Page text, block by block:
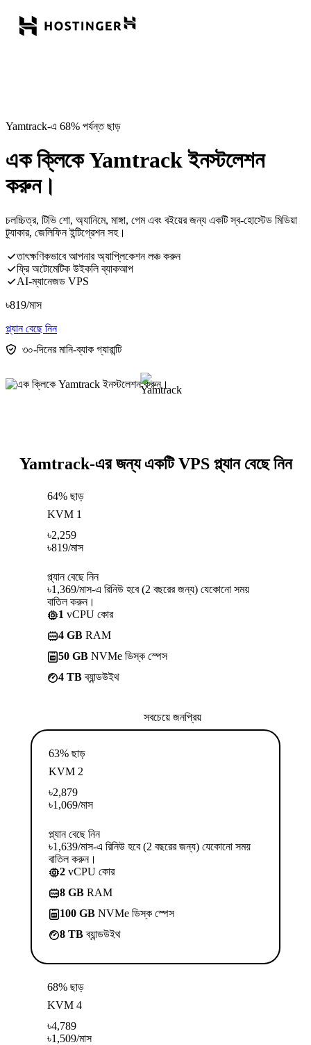
Yamtrack-এ 68% পর্যন্ত ছাড়
এক ক্লিকে Yamtrack ইনস্টলেশন
করুন।
চলচ্চিত্র, টিভি শো, অ্যানিমে, মাঙ্গা, গেম এবং বইয়ের জন্য একটি স্ব-হোস্টেড মিডিয়া
ট্র্যাকার, জেলিফিন ইন্টিগ্রেশন সহ।
তাৎক্ষণিকভাবে আপনার অ্যাপ্লিকেশন লঞ্চ করুন
ফ্রি অটোমেটিক উইকলি ব্যাকআপ
AI-ম্যানেজড VPS
৳819/মাস
প্ল্যান বেছে নিন
৩০-দিনের মানি-ব্যাক গ্যারান্টি
Yamtrack-এর জন্য একটি VPS প্ল্যান বেছে নিন
64% ছাড়
KVM 1
৳2,259
৳819/মাস
প্ল্যান বেছে নিন
৳1,369/মাস-এ রিনিউ হবে (2 বছরের জন্য) যেকোনো সময়
বাতিল করুন।
1 vCPU কোর
4 GB RAM
50 GB NVMe ডিস্ক স্পেস
4 TBব্যান্ডউইথ
সবচেয়ে জনপ্রিয়
63% ছাড়
KVM 2
৳2,879
৳1,069/মাস
প্ল্যান বেছে নিন
৳1,639/মাস-এ রিনিউ হবে (2 বছরের জন্য) যেকোনো সময়
বাতিল করুন।
2 vCPU কোর
8 GB RAM
100 GB NVMe ডিস্ক স্পেস
8 TBব্যান্ডউইথ
68% ছাড়
KVM 4
৳4,789
৳1,509/মাস